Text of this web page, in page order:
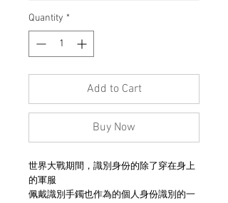
Quantity *
Add to Cart
Buy Now
世界大戰期間，識別身份的除了穿在身上
的軍服
佩戴識別手鐲也作為的個人身份識別的一